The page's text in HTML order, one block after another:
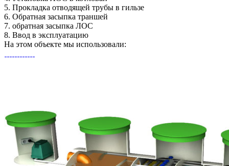
5. Прокладка отводящей трубы в гильзе
6. Обратная засыпка траншей
7. обратная засыпка ЛОС
8. Ввод в эксплуатацию
На этом объекте мы использовали: